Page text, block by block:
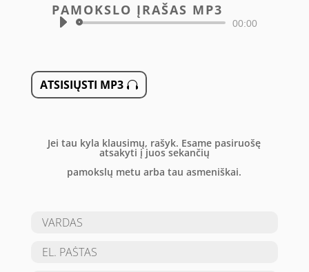
PAMOKSLO ĮRAŠAS MP3
Audio
00:00
ATSISIŲSTI MP3
Jei tau kyla klausimų, rašyk. Esame pasiruošę
atsakyti į juos sekančių
pamokslų metu arba tau asmeniškai.